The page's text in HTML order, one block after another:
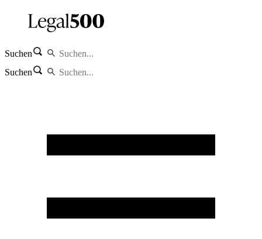
Suchen
Suchen